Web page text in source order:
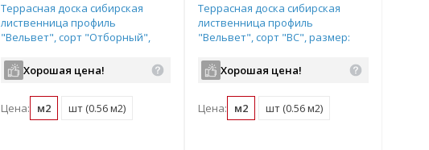
Террасная доска сибирская
лиственница профиль
"Вельвет", сорт "Отборный",
Хорошая цена!
Цена: м2 шт (0.56 м2)
Террасная доска сибирская
лиственница профиль
"Вельвет", сорт "ВС", размер:
Хорошая цена!
Цена: м2 шт (0.56 м2)